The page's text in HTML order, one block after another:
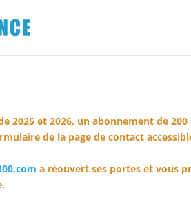
2025 et 2026, un abonnement de
de la page de contact
a réouvert ses portes et vous